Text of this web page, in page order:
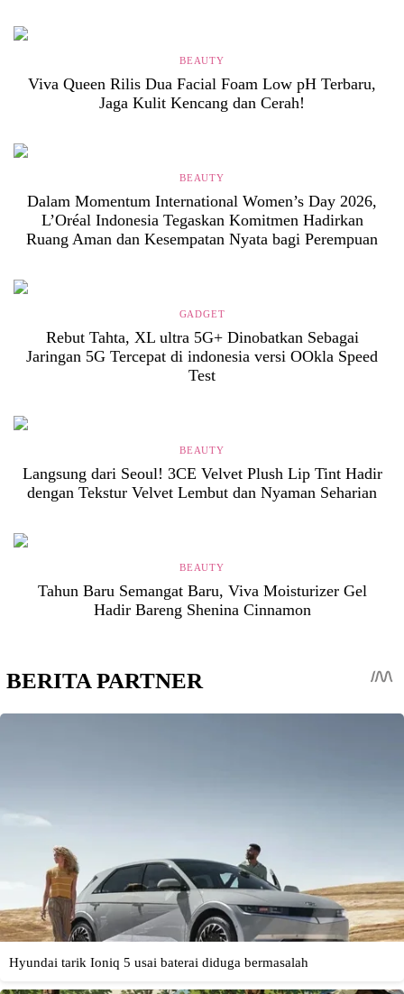
BEAUTY
Viva Queen Rilis Dua Facial Foam Low pH Terbaru,
Jaga Kulit Kencang dan Cerah!
BEAUTY
Dalam Momentum International Women’s Day 2026,
L’Oréal Indonesia Tegaskan Komitmen Hadirkan
Ruang Aman dan Kesempatan Nyata bagi Perempuan
GADGET
Rebut Tahta, XL ultra 5G+ Dinobatkan Sebagai
Jaringan 5G Tercepat di indonesia versi OOkla Speed
Test
BEAUTY
Langsung dari Seoul! 3CE Velvet Plush Lip Tint Hadir
dengan Tekstur Velvet Lembut dan Nyaman Seharian
BEAUTY
Tahun Baru Semangat Baru, Viva Moisturizer Gel
Hadir Bareng Shenina Cinnamon